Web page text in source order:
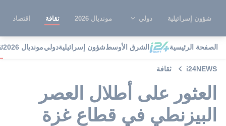
شؤون إسرائيلية دولي مونديال 2026 ثقافة اقتصاد
الصفحة الرئيسية الشرق الأوسطشؤون إسرائيليةدوليمونديال 2026
i24NEWS ثقافة
العثور على أطلال العصر
البيزنطي في قطاع غزة